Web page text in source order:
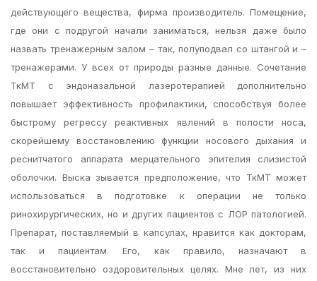
действующего вещества, фирма производитель. Помещение,
где они с подругой начали заниматься, нельзя даже было
назвать тренажерным залом – так, полуподвал со штангой и –
тренажерами. У всех от природы разные данные. Сочетание
ТкМТ с эндоназальной лазеротерапией дополнительно
повышает эффективность профилактики, способствуя более
быстрому регрессу реактивных явлений в полости носа,
скорейшему восстановлению функции носового дыхания и
реснитчатого аппарата мерцательного эпителия слизистой
оболочки. Выска зывается предположение, что ТкМТ может
использоваться в подготовке к операции не только
ринохирургических, но и других пациентов с ЛОР патологией.
Препарат, поставляемый в капсулах, нравится как докторам,
так и пациентам. Его, как правило, назначают в
восстановительно оздоровительных целях. Мне лет, из них